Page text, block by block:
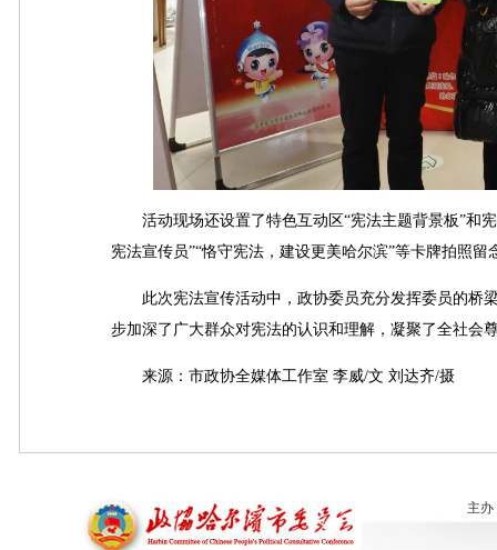
活动现场还设置了特色互动区“宪法主题背景板”和宪
宪法宣传员”“恪守宪法，建设更美哈尔滨”等卡牌拍照
此次宪法宣传活动中，政协委员充分发挥委员的桥
步加深了广大群众对宪法的认识和理解，凝聚了全社会
来源：市政协全媒体工作室 李威/文 刘达齐/摄
主